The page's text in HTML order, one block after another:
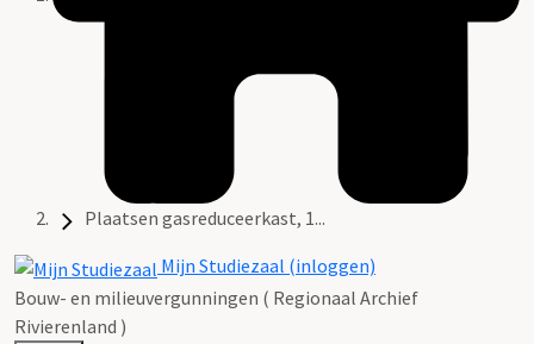
Plaatsen gasreduceerkast, 1...
Mijn Studiezaal (inloggen)
Bouw- en milieuvergunningen ( Regionaal Archief
Rivierenland )